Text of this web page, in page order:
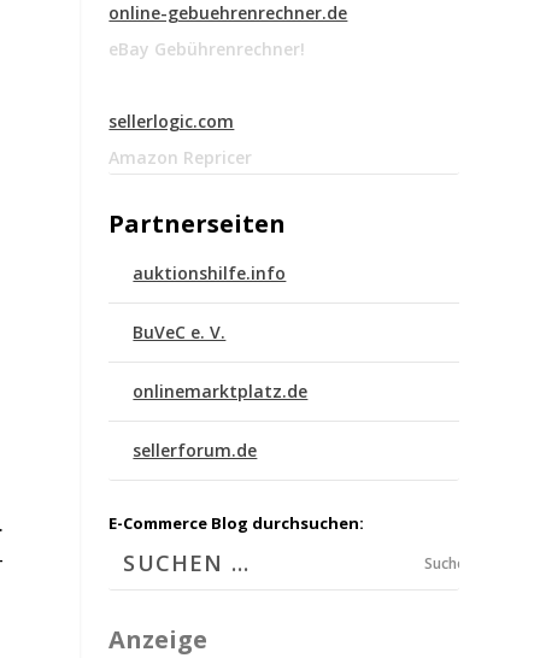
online-gebuehrenrechner.de
eBay Gebührenrechner!
sellerlogic.com
Amazon Repricer
Partnerseiten
auktionshilfe.info
BuVeC e. V.
onlinemarktplatz.de
sellerforum.de
E-Commerce Blog durchsuchen:
Suchen
Anzeige